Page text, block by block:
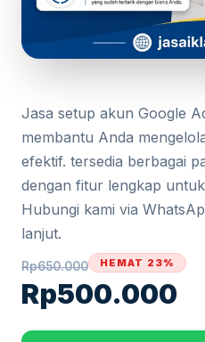
Jasa setup akun Google
membantu Anda
efektif. tersedia berbagai
dengan fitur lengkap
Hubungi kami via
lanjut.
Rp650.000
Rp500.000
HEMAT 23%